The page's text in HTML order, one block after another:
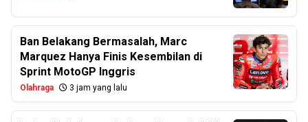
Ban Belakang Bermasalah, Marc
Marquez Hanya Finis Kesembilan di
Sprint MotoGP Inggris
Olahraga 3 jam yang lalu